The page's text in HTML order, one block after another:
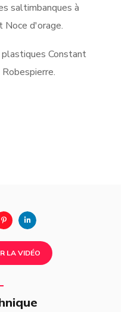
saltimbanques à
Noce d'orage.
Constant
LA VIDÉO